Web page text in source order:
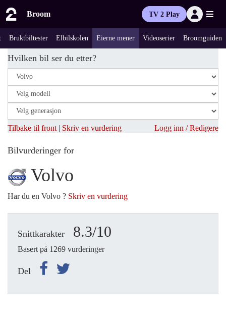
Broom TV 2 Play
Bruktbiltester Elbilskolen Eierne mener Videoserier Broomguiden
Hvilken bil ser du etter?
Tilbake til front | Skriv en vurdering Logg inn / Redigere
Bilvurderinger for
Volvo
Har du en Volvo ? Skriv en vurdering
Snittkarakter 8.3/10
Basert på 1269 vurderinger
Del